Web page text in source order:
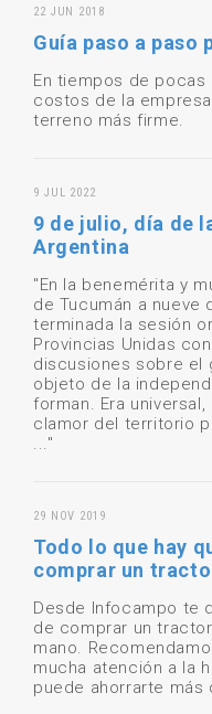
22 JUN 2018
Guía paso a
En tiempos de
costos de la
terreno más firme.
9 JUL 2022
9 de julio, día de
Argentina
"En la benemérita y
de Tucumán a nueve
terminada la sesión
Provincias Unidas
discusiones sobre el
objeto de la
forman. Era
clamor del territorio
..."
29 NOV 2019
Todo lo que hay
comprar un
Desde Infocampo te
de comprar un
mano.
mucha atención a la
puede ahorrarte más